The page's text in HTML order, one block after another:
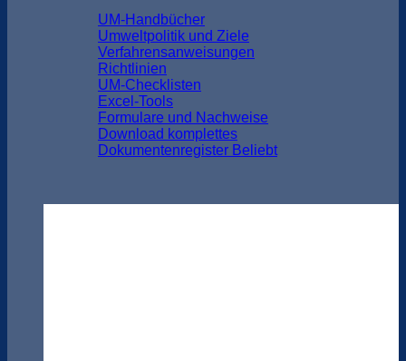
UM-Handbücher
Umweltpolitik und Ziele
Verfahrensanweisungen
Richtlinien
UM-Checklisten
Excel-Tools
Formulare und Nachweise
Download komplettes
Dokumentenregister